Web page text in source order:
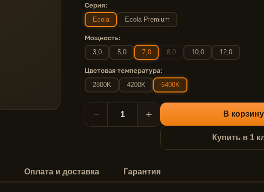
Серия:
Ecola Ecola Premium
Мощность:
3,0 5,0 7,0 8,0 10,0 12,0
Цветовая температура:
2800K 4200K 6400K
− + В корзину
Купить в 1
Оплата и доставка Гарантия